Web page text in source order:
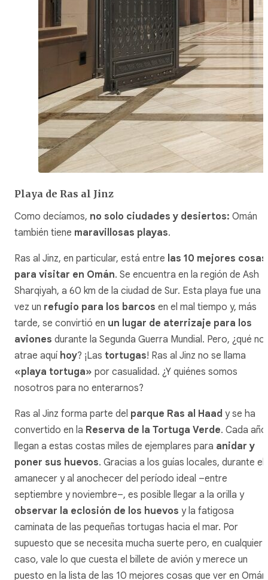
Playa de Ras al Jinz
Como decíamos, no solo ciudades y desiertos: Omán
también tiene maravillosas playas.
Ras al Jinz, en particular, está entre las 10 mejores cosas
para visitar en Omán. Se encuentra en la región de Ash
Sharqiyah, a 60 km de la ciudad de Sur. Esta playa fue una
vez un refugio para los barcos en el mal tiempo y, más
tarde, se convirtió en un lugar de aterrizaje para los
aviones durante la Segunda Guerra Mundial. Pero, ¿qué
atrae aquí hoy? ¡Las tortugas! Ras al Jinz no se llama
«playa tortuga» por casualidad. ¿Y quiénes somos
nosotros para no enterarnos?
Ras al Jinz forma parte del parque Ras al Haad y se ha
convertido en la Reserva de la Tortuga Verde. Cada año
llegan a estas costas miles de ejemplares para anidar y
poner sus huevos. Gracias a los guías locales, durante el
amanecer y al anochecer del período ideal –entre
septiembre y noviembre–, es posible llegar a la orilla y
observar la eclosión de los huevos y la fatigosa
caminata de las pequeñas tortugas hacia el mar. Por
supuesto que se necesita mucha suerte pero, en cualquier
caso, vale lo que cuesta el billete de avión y merece un
puesto en la lista de las 10 mejores cosas que ver en